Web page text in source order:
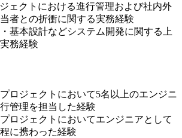
ェクトにおける進行管理および社内外
者との折衝に関する実務経験
基本設計などシステム開発に関する上
務経験
ロジェクトにおいて5名以上のエンジニ
管理を担当した経験
ロジェクトにおいてエンジニアとして
に携わった経験